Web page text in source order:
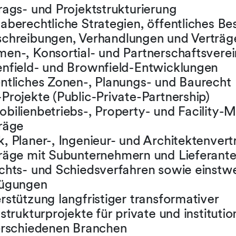
und Projektstrukturierung
Strategien, öffentliches
Verhandlungen und
, Konsortial- und
und Brownfield-Entwicklungen
Zonen-, Planungs- und Baurecht
Projekte (Public-Private-Partnership)
, Property- und Facility-
Planer-, Ingenieur- und
mit Subunternehmern und
und Schiedsverfahren sowie
langfristiger transformativer
für private und
Branchen